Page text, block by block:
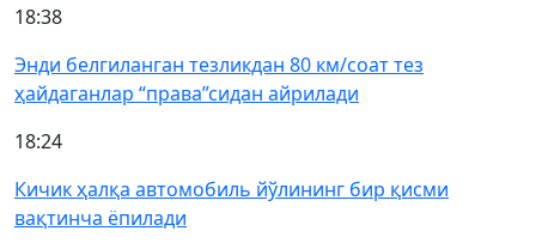
18:38
Энди белгиланган тезликдан 80 км/соат тез
ҳайдаганлар “права”сидан айрилади
18:24
Кичик ҳалқа автомобиль йўлининг бир қисми
вақтинча ёпилади